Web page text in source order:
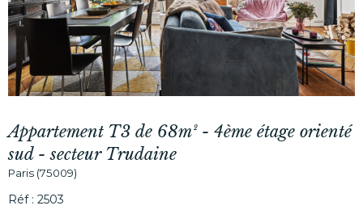
Appartement T3 de 68m² - 4ème étage orienté
sud - secteur Trudaine
Paris (75009)
Réf : 2503